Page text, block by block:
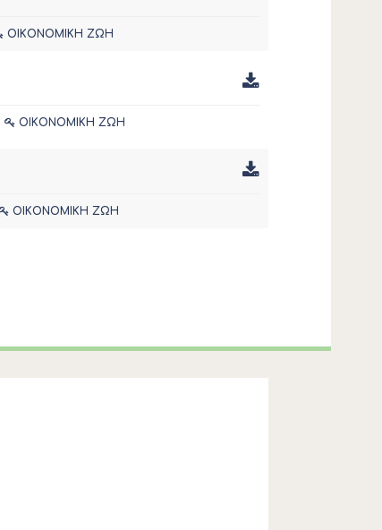
ΟΙΚΟΝΟΜΙΚΗ ΖΩΗ
ΟΙΚΟΝΟΜΙΚΗ ΖΩΗ
ΟΙΚΟΝΟΜΙΚΗ ΖΩΗ